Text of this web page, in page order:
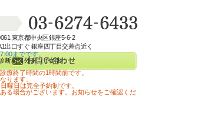
までです。
断相談外来（予約制）
療終了時間の1時間前です。
ります。
曜日は完全予約制です。
る場合がございます。お知らせをご確認くだ
東京都中央区銀座5-6-2
出口すぐ 銀座四丁目交差点近く